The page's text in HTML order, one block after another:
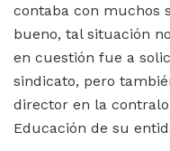
contaba con muchos
bueno, tal situación
en cuestión fue a
sindicato, pero
director en la
Educación de su